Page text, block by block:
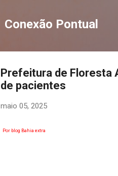
Conexão Pontual
Prefeitura de Floresta
de pacientes
maio 05, 2025
Por blog Bahia extra